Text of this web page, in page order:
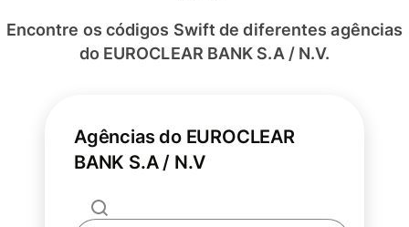
Encontre os códigos Swift de diferentes agências
do EUROCLEAR BANK S.A / N.V.
Agências do EUROCLEAR
BANK S.A / N.V